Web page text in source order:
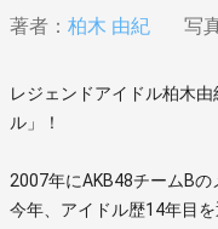
著者： 柏木 由紀 写
レジェンドアイドル柏木
ル」！
2007年にAKB48チームB
今年、アイドル歴14年目